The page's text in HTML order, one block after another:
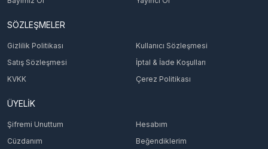
SÖZLEŞMELER
Gizlilik Politikası
Kullanıcı Sözleşmesi
Satış Sözleşmesi
İptal & İade Koşulları
KVKK
Çerez Politikası
ÜYELİK
Şifremi Unuttum
Hesabım
Cüzdanım
Beğendiklerim